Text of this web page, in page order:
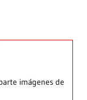
imágenes de